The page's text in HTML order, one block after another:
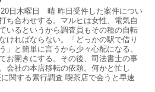
20日木曜日 晴 昨日受件した案件につい
ち合わせする。マルヒは女性、電気自
いるというから調査員もその種の自転
ければならない。「どっかの駅で借り
」と簡単に言うから少々心配になる。
お開きにする。その後、司法書士の事
会社の本店移転の依頼。何かと忙し
関する素行調査 喫茶店で会うと早速